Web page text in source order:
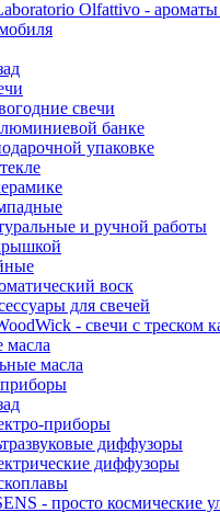
свечи
банке
упаковке
и ручной работы
воск
для свечей
масла
приборы
диффузоры
диффузоры